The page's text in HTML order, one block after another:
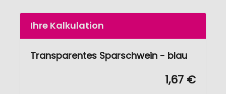
Ihre Kalkulation
Transparentes Sparschwein - blau
1,67 €